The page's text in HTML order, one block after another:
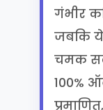
गंभीर
जबकि
चमक
100%